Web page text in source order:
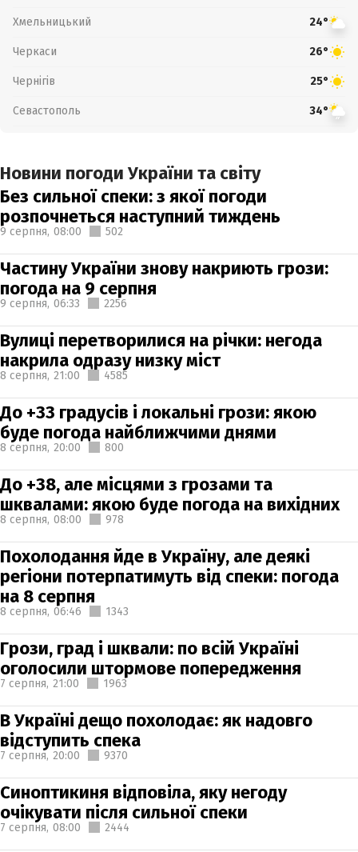
Хмельницький 24°
Черкаси 26°
Чернігів 25°
Севастополь 34°
Новини погоди України та світу
Без сильної спеки: з якої погоди
розпочнеться наступний тиждень
9 серпня, 08:00 502
Частину України знову накриють грози:
погода на 9 серпня
9 серпня, 06:33 2256
Вулиці перетворилися на річки: негода
накрила одразу низку міст
8 серпня, 21:00 4585
До +33 градусів і локальні грози: якою
буде погода найближчими днями
8 серпня, 20:00 800
До +38, але місцями з грозами та
шквалами: якою буде погода на вихідних
8 серпня, 08:00 978
Похолодання йде в Україну, але деякі
регіони потерпатимуть від спеки: погода
на 8 серпня
8 серпня, 06:46 1343
Грози, град і шквали: по всій Україні
оголосили штормове попередження
7 серпня, 21:00 1963
В Україні дещо похолодає: як надовго
відступить спека
7 серпня, 20:00 9370
Синоптикиня відповіла, яку негоду
очікувати після сильної спеки
7 серпня, 08:00 2444